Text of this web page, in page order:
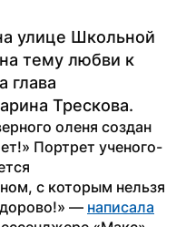
улице Школьной
тему любви к
глава
Трескова.
оленя создан
Портрет ученого-
с которым нельзя
— написала